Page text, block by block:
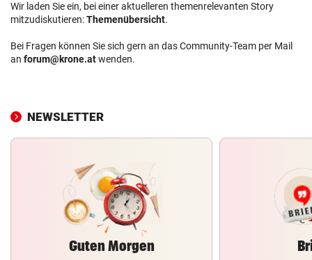
Wir laden Sie ein, bei einer aktuelleren themenrelevanten Story
mitzudiskutieren:Themenübersicht.
Bei Fragen können Sie sich gern an das Community-Team per Mail
an forum@krone.atwenden.
NEWSLETTER
Guten Morgen